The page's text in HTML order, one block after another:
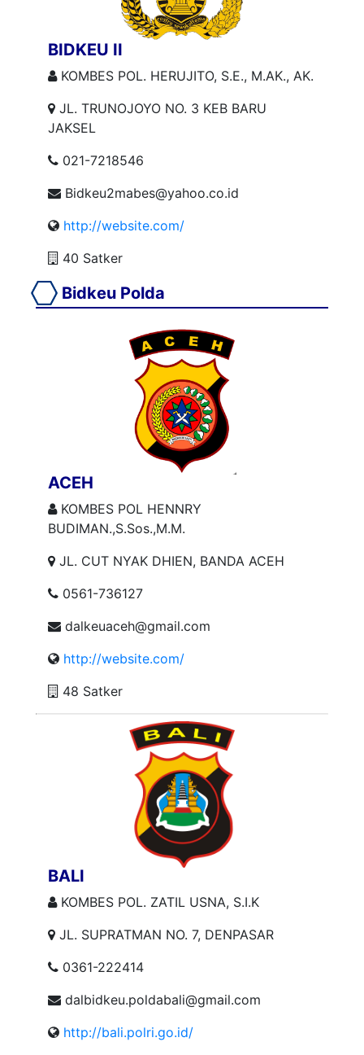
BIDKEU II
KOMBES POL. HERUJITO, S.E., M.AK., AK.
JL. TRUNOJOYO NO. 3 KEB BARU
JAKSEL
021-7218546
Bidkeu2mabes@yahoo.co.id
http://website.com/
40 Satker
Bidkeu Polda
ACEH
KOMBES POL HENNRY
BUDIMAN.,S.Sos.,M.M.
JL. CUT NYAK DHIEN, BANDA ACEH
0561-736127
dalkeuaceh@gmail.com
http://website.com/
48 Satker
BALI
KOMBES POL. ZATIL USNA, S.I.K
JL. SUPRATMAN NO. 7, DENPASAR
0361-222414
dalbidkeu.poldabali@gmail.com
http://bali.polri.go.id/